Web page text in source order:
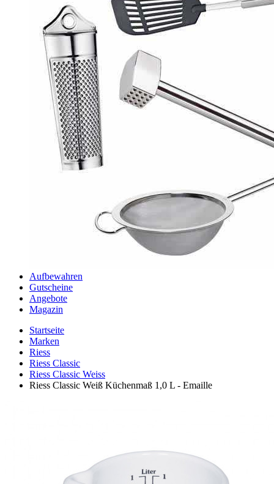
Aufbewahren
Gutscheine
Angebote
Magazin
Startseite
Marken
Riess
Riess Classic
Riess Classic Weiss
Riess Classic Weiß Küchenmaß 1,0 L - Emaille